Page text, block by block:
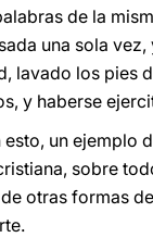
de la
una sola
lavado los pies
y haberse
esto, un ejemplo
sobre
otras formas